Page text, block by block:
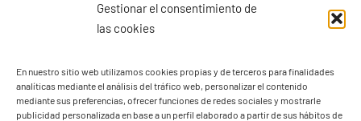
Gestionar el consentimiento de
las cookies
En nuestro sitio web utilizamos cookies propias y de terceros para finalidades
analíticas mediante el análisis del tráfico web, personalizar el contenido
mediante sus preferencias, ofrecer funciones de redes sociales y mostrarle
publicidad personalizada en base a un perfil elaborado a partir de sus hábitos de
Ayuntamiento de Yaiza
Pza. de Los Remedios, 1